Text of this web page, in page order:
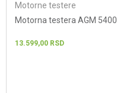
Motorne testere
Motorna testera AGM 5400
13.599,00 RSD